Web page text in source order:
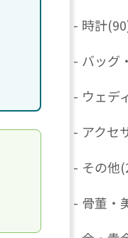
- 時計
- バッグ
- ウェデ
- アクセ
- その他
- 骨董・